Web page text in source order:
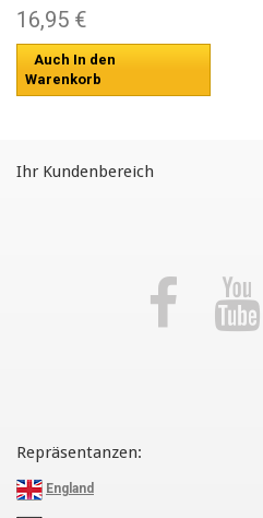
16,95 €
Auch In den
Warenkorb
Ihr Kundenbereich
Repräsentanzen:
England